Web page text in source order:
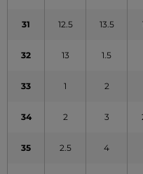
31 12.5 13.5
32 13 1.5
33 1 2
34 2 3
35 2.5 4